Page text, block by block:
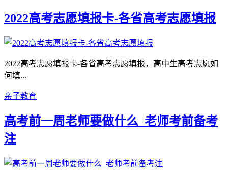
2022高考志愿填报卡-各省高考志愿填报
2022高考志愿填报卡-各省高考志愿填报，高中生高考志愿如
何填...
亲子教育
高考前一周老师要做什么_老师考前备考
注